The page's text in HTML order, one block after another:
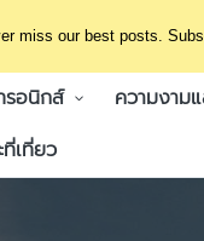
miss our best posts.
รอนิกส์ ความงาม
เที่ยว